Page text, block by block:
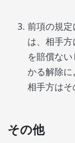
前項の規
は、相手
を賠償な
かる解除に
相手方はそ
その他